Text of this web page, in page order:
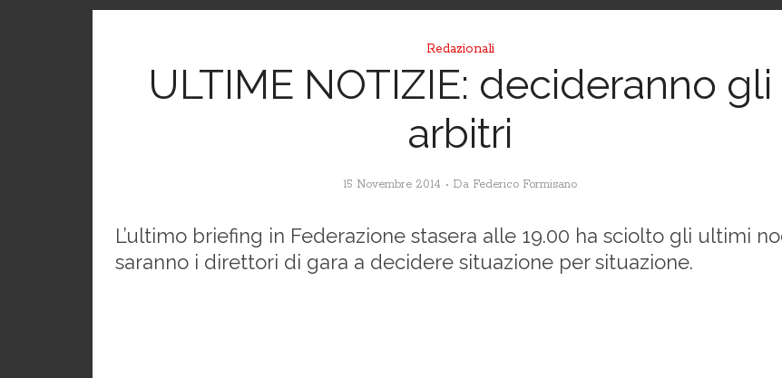
Redazionali
ULTIME NOTIZIE: decideranno gli
arbitri
15 Novembre 2014 Da Federico Formisano
L’ultimo briefing in Federazione stasera alle 19.00 ha sciolto gli ultimi
saranno i direttori di gara a decidere situazione per situazione.